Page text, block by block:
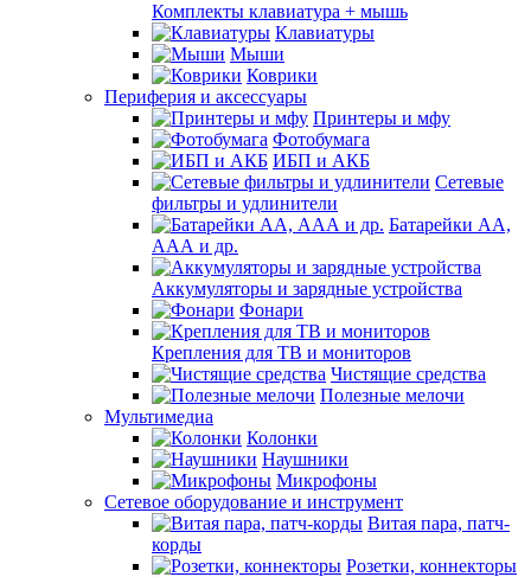
Комплекты клавиатура + мышь
Клавиатуры
Мыши
Коврики
Периферия и аксессуары
Принтеры и мфу
Фотобумага
ИБП и АКБ
Сетевые
фильтры и удлинители
Батарейки АА,
ААА и др.
Аккумуляторы и зарядные устройства
Фонари
Крепления для ТВ и мониторов
Чистящие средства
Полезные мелочи
Мультимедиа
Колонки
Наушники
Микрофоны
Сетевое оборудование и инструмент
Витая пара, патч-
корды
Розетки, коннекторы